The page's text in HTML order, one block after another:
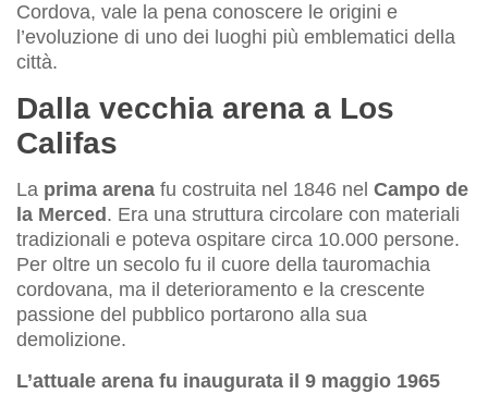
Cordova, vale la pena conoscere le origini e
l’evoluzione di uno dei luoghi più emblematici della
città.
Dalla vecchia arena a Los
Califas
La prima arena fu costruita nel 1846 nel Campo de
la Merced . Era una struttura circolare con materiali
tradizionali e poteva ospitare circa 10.000 persone.
Per oltre un secolo fu il cuore della tauromachia
cordovana, ma il deterioramento e la crescente
passione del pubblico portarono alla sua
demolizione.
L’attuale arena fu inaugurata il 9 maggio 1965